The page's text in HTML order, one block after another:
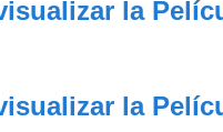
la
la